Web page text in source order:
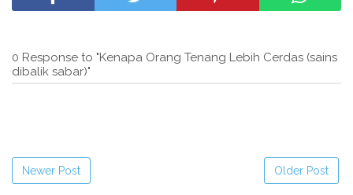
0 Response to "Kenapa Orang Tenang Lebih Cerdas (sains
dibalik sabar)"
Newer Post Older Post